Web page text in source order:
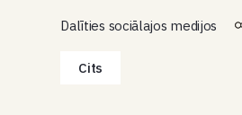
Dalīties sociālajos medijos
Cits